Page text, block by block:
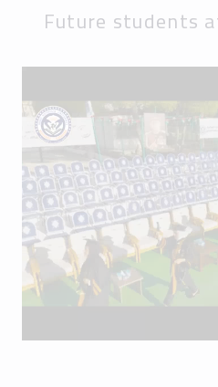
Future students